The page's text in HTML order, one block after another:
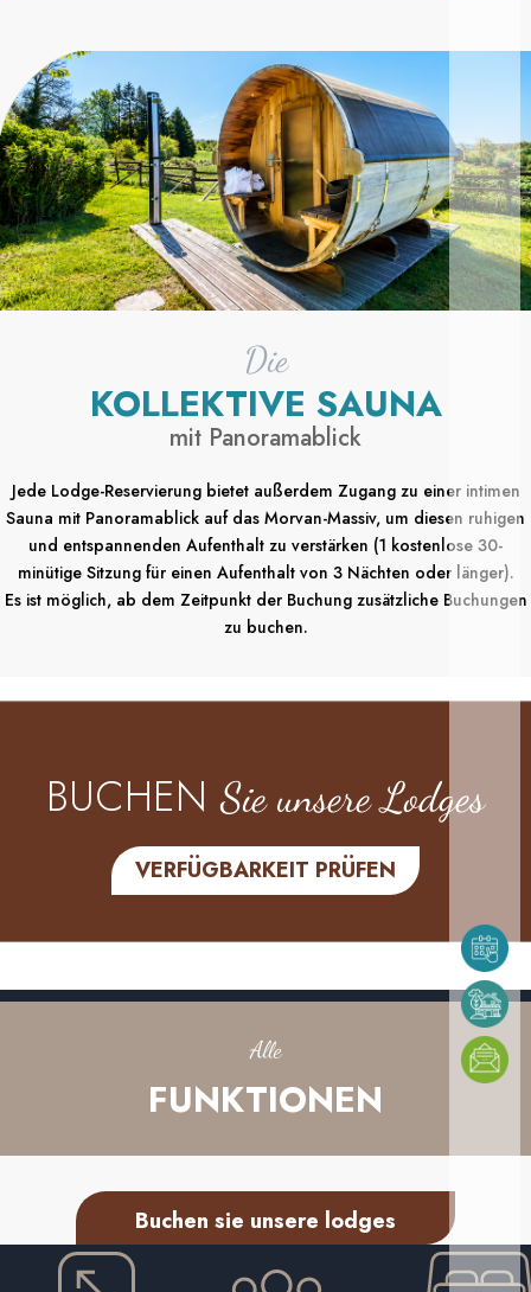
Die
KOLLEKTIVE SAUNA
mit Panoramablick
Jede Lodge-Reservierung bietet außerdem Zugang zu einer intimen
Sauna mit Panoramablick auf das Morvan-Massiv, um diesen ruhigen
und entspannenden Aufenthalt zu verstärken (1 kostenlose 30-
minütige Sitzung für einen Aufenthalt von 3 Nächten oder länger).
Es ist möglich, ab dem Zeitpunkt der Buchung zusätzliche Buchungen
zu buchen.
BUCHENSie unsere Lodges
VERFÜGBARKEIT PRÜFEN
Alle
FUNKTIONEN
Buchen sie unsere lodges